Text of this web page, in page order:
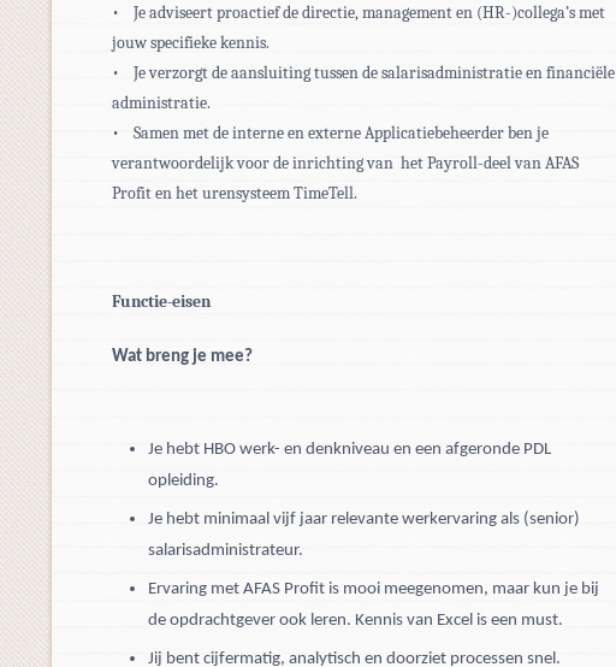
• Je adviseert proactief de directie, management en (HR-)collega’s met
jouw specifieke kennis.
• Je verzorgt de aansluiting tussen de salarisadministratie en financiële
administratie.
• Samen met de interne en externe Applicatiebeheerder ben je
verantwoordelijk voor de inrichting van het Payroll-deel van AFAS
Profit en het urensysteem TimeTell.
Functie-eisen
Wat breng je mee?
Je hebt HBO werk- en denkniveau en een afgeronde PDL
opleiding.
Je hebt minimaal vijf jaar relevante werkervaring als (senior)
salarisadministrateur.
Ervaring met AFAS Profit is mooi meegenomen, maar kun je bij
de opdrachtgever ook leren. Kennis van Excel is een must.
Jij bent cijfermatig, analytisch en doorziet processen snel.